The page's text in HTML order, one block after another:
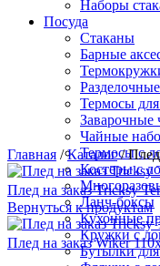
Наборы
Посуда
Стаканы
Барные
Термосы
Заварочные
Чайные
Термосы с
Костеры с
Ланч-боксы
Кухонные
Кружки с
Бутылки
Нажмите, чтобы
Главная /Каталог/Плед
Плед на заказ Tricksy
Вернуться к продуктам
Плед на заказ Wiker